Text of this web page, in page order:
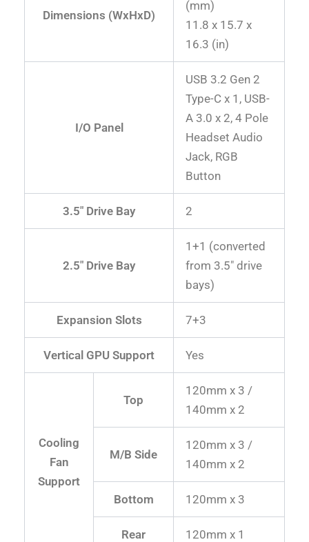
Dimensions (WxHxD)
(mm)
11.8 x 15.7 x
16.3 (in)
I/O Panel
USB 3.2 Gen 2
Type-C x 1, USB-
A 3.0 x 2, 4 Pole
Headset Audio
Jack, RGB
Button
3.5″ Drive Bay 2
2.5″ Drive Bay
1+1 (converted
from 3.5″ drive
bays)
Expansion Slots 7+3
Vertical GPU Support Yes
Cooling
Fan
Support
Top
120mm x 3 /
140mm x 2
M/B Side
120mm x 3 /
140mm x 2
Bottom 120mm x 3
Rear 120mm x 1